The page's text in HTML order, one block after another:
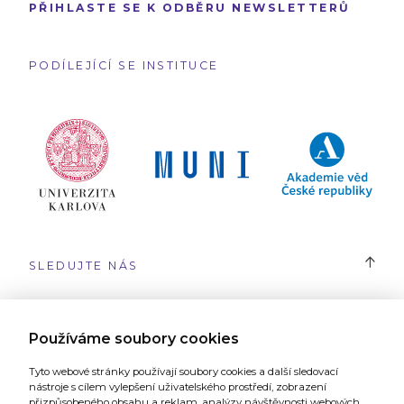
Používáme soubory cookies
Tyto webové stránky používají soubory cookies a další sledovací
nástroje s cílem vylepšení uživatelského prostředí, zobrazení
PŘIHLASTE SE K ODBĚRU NEWSLETTERŮ
SLEDUJTE NÁS
#SYRI
PODÍLEJÍCÍ SE INSTITUCE